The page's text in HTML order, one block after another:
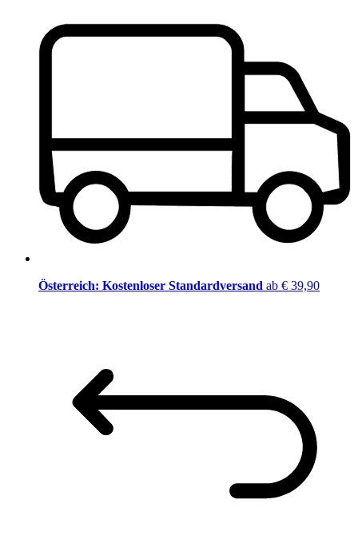
Österreich: Kostenloser Standardversand ab € 39,90